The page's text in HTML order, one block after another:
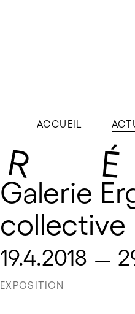
ACCUEIL
Galerie
collective
19.4.2018 —
EXPOSITION